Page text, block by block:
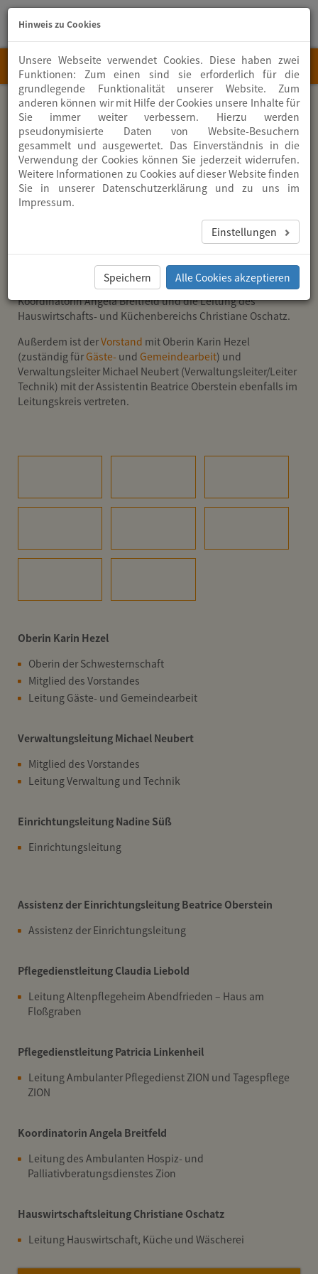
+49
(0)
3771
274-
0
Sie
haben
Fragen?
info @zion.de
MENU
Home ZION Organisation Leitungskreis
Der Leitungskreis
Der Leitungskreis besteht aus den Verantwortlichen
Dienststellenleitern der einzelnen Arbeitsbereiche in ZION.
Er umfasst die Arbeitsbereiche Altenpflegeheim
Haus am Floßgraben
) mit
Einrichtungsleiterin Nadine Süß und Pflegedienstleiterin
Claudia Liebold,Ambulanter PflegedienstundTagespflege
mit Pflegedienstleiterin Patricia Linkenheil, den
Ambulanten Hospiz- und Palliativberatungsdienstmit
Koordinatorin Angela Breitfeld und die Leitung des
Hauswirtschafts- und Küchenbereichs Christiane Oschatz.
Außerdem ist derVorstand mit Oberin Karin Hezel
(zuständig fürGäste- und Gemeindearbeit) und
Verwaltungsleiter Michael Neubert (Verwaltungsleiter/Leiter
Technik) mit der Assistentin Beatrice Oberstein ebenfalls im
Leitungskreis vertreten.
Oberin Karin Hezel
Oberin der Schwesternschaft
Mitglied des Vorstandes
Leitung Gäste- und Gemeindearbeit
Verwaltungsleitung Michael Neubert
Mitglied des Vorstandes
Leitung Verwaltung und Technik
Einrichtungsleitung Nadine Süß
Einrichtungsleitung
Assistenz der Einrichtungsleitung Beatrice Oberstein
Assistenz der Einrichtungsleitung
Pflegedienstleitung Claudia Liebold
Leitung Altenpflegeheim Abendfrieden – Haus am
Floßgraben
Pflegedienstleitung Patricia Linkenheil
Leitung Ambulanter Pflegedienst ZION und Tagespflege
ZION
Koordinatorin Angela Breitfeld
Leitung des Ambulanten Hospiz- und
Palliativberatungsdienstes Zion
Hauswirtschaftsleitung Christiane Oschatz
Leitung Hauswirtschaft, Küche und Wäscherei
Hinweis zu Cookies
Unsere Webseite verwendet Cookies. Diese haben zwei
Funktionen: Zum einen sind sie erforderlich für die
grundlegende Funktionalität unserer Website. Zum
anderen können wir mit Hilfe der Cookies unsere Inhalte für
Sie immer weiter verbessern. Hierzu werden
pseudonymisierte Daten von Website-Besuchern
gesammelt und ausgewertet. Das Einverständnis in die
Verwendung der Cookies können Sie jederzeit widerrufen.
Weitere Informationen zu Cookies auf dieser Website finden
Sie in unserer Datenschutzerklärungund zu uns im
Impressum.
Einstellungen
Speichern Alle Cookies akzeptieren